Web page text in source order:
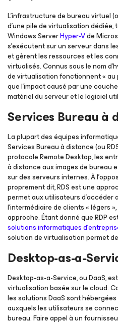
L’infrastructure de bureau virtuel
d’une pile de virtualisation dédiée,
Windows ServerHyper-Vde
s’exécutent sur un serveur dans
et gèrent les ressources et les
virtualisés. Connus sous le nom
de virtualisation fonctionnent « au
que l'impact causé par une
matériel du serveur et le logiciel
Services Bureau à
La plupart des équipes
Services Bureau à distance (ou
protocole Remote Desktop, les
à distance aux images de bureau
sur des serveurs internes. À
proprement dit, RDS est une
permet aux utilisateurs d’accéder
l’intermédiaire de clients « légers
approche. Étant donné que RDP
solutions informatiques
solution de virtualisation permet
Desktop-as-a-
Desktop-as-a-Service, ou DaaS,
virtualisation basée sur le cloud.
les solutions DaaS sont
auxquels les utilisateurs se
bureau. Faire appel à un